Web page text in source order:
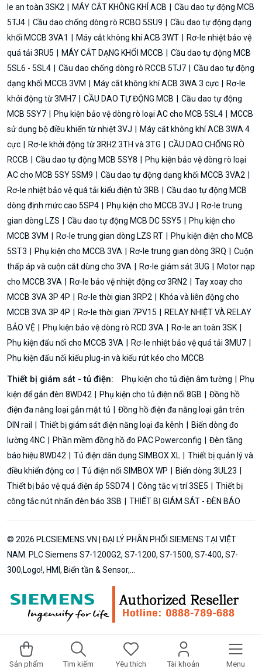
Sản phẩm Tìm kiếm Yêu thích Tài khoản Menu
le an toàn 3SK2
MÁY CẮT KHÔNG KHÍ ACB
Cầu dao tự động MCB
5TJ4
Cầu dao chống dòng rò RCBO 5SU9
Cầu dao tự động dạng
khối MCCB 3VA1
Máy cắt không khí ACB 3WT
Rơ-le nhiệt bảo vệ
quá tải 3RU5
MÁY CẮT DẠNG KHỐI MCCB
Cầu dao tự động MCB
5SL6 - 5SL4
Cầu dao chống dòng rò RCCB 5TJ7
Cầu dao tự động
dạng khối MCCB 3VM
Máy cắt không khí ACB 3WA 3 cực
Rơ-le
khởi động từ 3MH7
CẦU DAO TỰ ĐỘNG MCB
Cầu dao tự động
MCB 5SY7
Phụ kiện bảo vệ dòng rò loại AC cho MCB 5SL4
MCCB
sử dụng bộ điều khiển từ nhiệt 3VJ
Máy cắt không khí ACB 3WA 4
cực
Rơ-le khởi động từ 3RH2 3TH và 3TG
CẦU DAO CHỐNG RÒ
RCCB
Cầu dao tự động MCB 5SY8
Phụ kiện bảo vệ dòng rò loại
AC cho MCB 5SY 5SM9
Cầu dao tự động dạng khối MCCB 3VA2
Rơ-le nhiệt bảo vệ quá tải kiểu điện tử 3RB
Cầu dao tự động MCB
dòng định mức cao 5SP4
Phụ kiện cho MCCB 3VJ
Rơ-le trung
gian dòng LZS
Cầu dao tự động MCB DC 5SY5
Phụ kiện cho
MCCB 3VM
Rơ-le trung gian dòng LZS RT
Phụ kiện điện cho MCB
5ST3
Phụ kiện cho MCCB 3VA Rơ-le trung gian dòng 3RQ
Cuộn
thấp áp và cuộn cắt dùng cho 3VA
Rơ-le giám sát 3UG
Motor nạp
cho MCCB 3VA
Rơ-le bảo vệ nhiệt động cơ 3RN2
Tay xoay cho
MCCB 3VA 3P 4P
Rơ-le thời gian 3RP2
Khóa và liên động cho
MCCB 3VA 3P 4P
Rơ-le thời gian 7PV15
RELAY NHIỆT VÀ RELAY
BẢO VỆ
Phụ kiện bảo vệ dòng rò RCD 3VA
Rơ-le an toàn 3SK
Phụ kiện đấu nối cho MCCB 3VA
Rơ-le nhiệt bảo vệ quá tải 3MU7
Phụ kiện đấu nối kiểu plug-in và kiểu rút kéo cho MCCB
Thiết bị giám sát - tủ điện: Phụ kiện cho tủ điện âm tường
Phụ
kiện để gắn đèn 8WD42
Phụ kiện cho tủ điện nổi 8GB
Đồng hồ
điện đa năng loại gắn mặt tủ
Đồng hồ điện đa năng loại gắn trên
DIN rail
Thiết bị giám sát điện năng loại đa kênh
Biến dòng đo
lường 4NC
Phần mềm đồng hồ đo PAC Powerconfig
Đèn tầng
báo hiệu 8WD42
Tủ điện dân dụng SIMBOX XL
Thiết bị quản lý và
điều khiển động cơ
Tủ điện nổi SIMBOX WP
Biến dòng 3UL23
Thiết bị bảo vệ quá điện áp 5SD74
Công tắc vị trí 3SE5
Thiết bị
công tắc nút nhấn đèn báo 3SB
THIẾT BỊ GIÁM SÁT - ĐÈN BÁO
© 2026 PLCSIEMENS.VN | ĐẠI LÝ PHÂN PHỐI SIEMENS TẠI VIỆT
NAM. PLC Siemens S7-1200G2, S7-1200, S7-1500, S7-400, S7-
300,Logo!, HMI, Biến tần & Sensor,...